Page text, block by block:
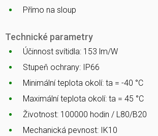
Přímo na sloup
Technické parametry
Účinnost svítidla: 153 lm/W
Stupeň ochrany: IP66
Minimální teplota okolí: ta = -40 °C
Maximální teplota okolí: ta = 45 °C
Životnost: 100000 hodin / L80/B20
Mechanická pevnost: IK10